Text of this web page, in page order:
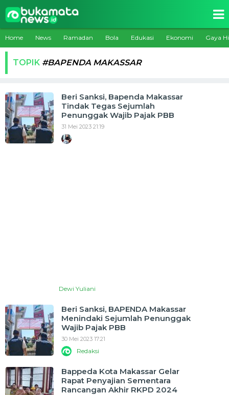
Home News Ramadan Bola Edukasi Ekonomi Gaya
TOPIK #BAPENDA MAKASSAR
Beri Sanksi, Bapenda Makassar
Tindak Tegas Sejumlah
Penunggak Wajib Pajak PBB
31 Mei 2023 21:19
Dewi Yuliani
Beri Sanksi, BAPENDA Makassar
Menindaki Sejumlah Penunggak
Wajib Pajak PBB
30 Mei 2023 17:21
Redaksi
Bappeda Kota Makassar Gelar
Rapat Penyajian Sementara
Rancangan Akhir RKPD 2024